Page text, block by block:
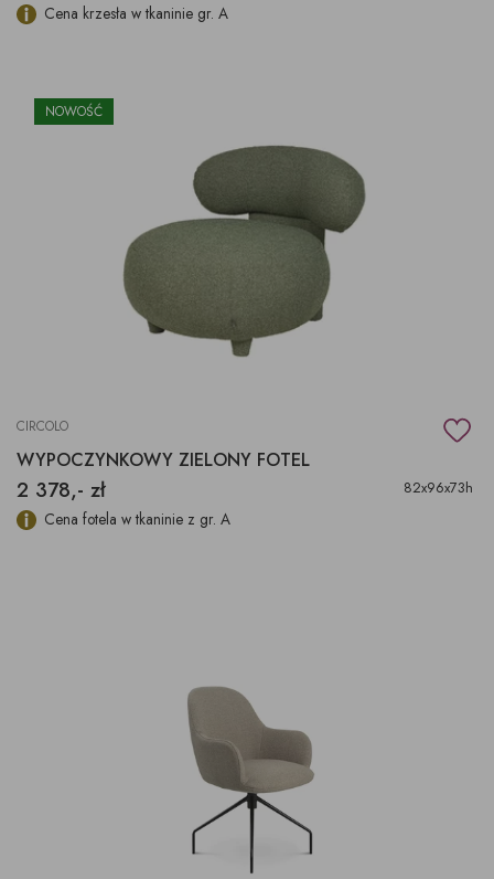
Cena krzesła w tkaninie gr. A
NOWOŚĆ
CIRCOLO
WYPOCZYNKOWY ZIELONY FOTEL
2 378,- zł 82x96x73h
Cena fotela w tkaninie z gr. A